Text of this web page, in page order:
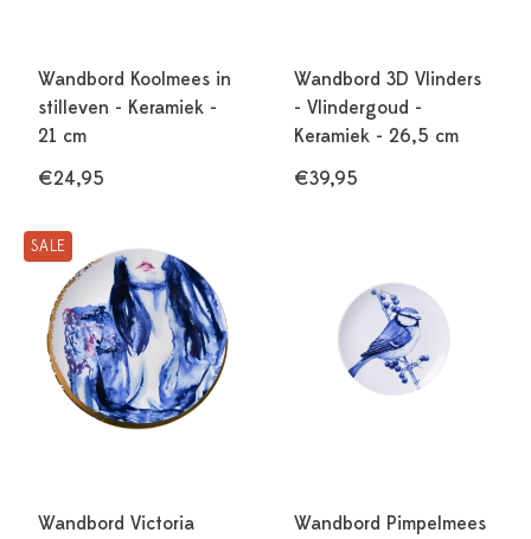
Wandbord Koolmees in
stilleven - Keramiek -
21 cm
€24,95
Wandbord 3D Vlinders
- Vlindergoud -
Keramiek - 26,5 cm
€39,95
SALE
Wandbord Victoria
Wandbord Pimpelmees